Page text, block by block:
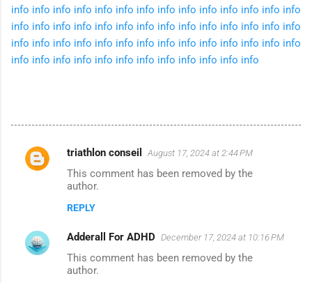
info info info info info info info info info info info info info info
info info info info info info info info info info info info info info
info info info info info info info info info info info info info info
info info info info info info info info info info info info
C
e
n
triathlon conseil August 17, 2024 at 2:44 PM
This comment has been removed by the
author.
REPLY
Adderall For ADHD December 17, 2024 at 10:16 PM
This comment has been removed by the
author.